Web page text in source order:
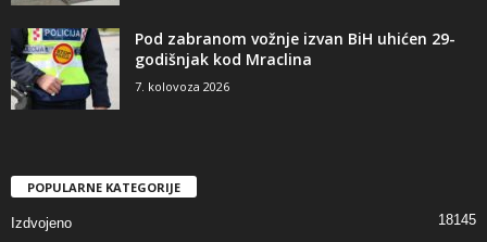
Pod zabranom vožnje izvan BiH uhićen 29-
godišnjak kod Mraclina
7. kolovoza 2026
POPULARNE KATEGORIJE
Izdvojeno 18145